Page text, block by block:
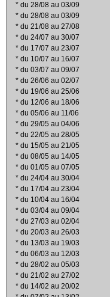
* du 28/08 au 03/09
* du 28/08 au 03/09
* du 21/08 au 27/08
* du 24/07 au 30/07
* du 17/07 au 23/07
* du 10/07 au 16/07
* du 03/07 au 09/07
* du 26/06 au 02/07
* du 19/06 au 25/06
* du 12/06 au 18/06
* du 05/06 au 11/06
* du 29/05 au 04/06
* du 22/05 au 28/05
* du 15/05 au 21/05
* du 08/05 au 14/05
* du 01/05 au 07/05
* du 24/04 au 30/04
* du 17/04 au 23/04
* du 10/04 au 16/04
* du 03/04 au 09/04
* du 27/03 au 02/04
* du 20/03 au 26/03
* du 13/03 au 19/03
* du 06/03 au 12/03
* du 28/02 au 05/03
* du 21/02 au 27/02
* du 14/02 au 20/02